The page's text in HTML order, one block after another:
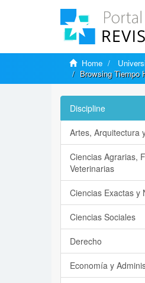
Home
Browsing Tiempo
Discipline
Artes, Arquitectura
Ciencias Agrarias,
Veterinarias
Ciencias Exactas y
Ciencias Sociales
Derecho
Economía y